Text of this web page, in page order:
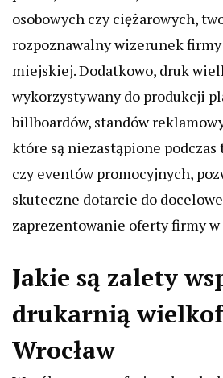
osobowych czy ciężarowych,
rozpoznawalny wizerunek
miejskiej. Dodatkowo, druk
wykorzystywany do produkcji
billboardów, standów
które są niezastąpione
czy eventów promocyjnych,
skuteczne dotarcie do
zaprezentowanie oferty firmy w
Jakie są zalety
drukarnią
Wrocław